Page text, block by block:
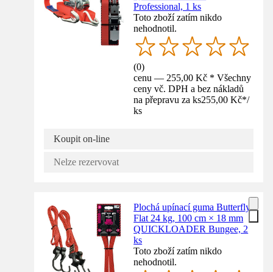
Professional, 1 ks
Toto zboží zatím nikdo
nehodnotil.
(0)
cenu — 255,00 Kč * Všechny
ceny vč. DPH a bez nákladů
na přepravu za ks255,00 Kč*/
ks
Koupit on-line
Nelze rezervovat
Plochá upínací guma Butterfly
Flat 24 kg, 100 cm × 18 mm
QUICKLOADER Bungee, 2
ks
Toto zboží zatím nikdo
nehodnotil.